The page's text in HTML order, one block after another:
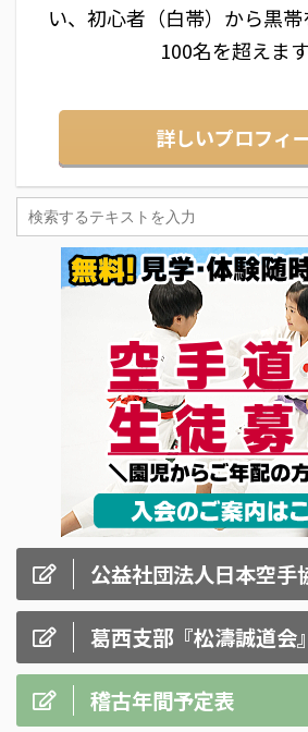
い、初心者（白帯）から黒
100名を超えます
詳しいプロフィ
公益社団法人日本空手
葛西支部『松濤誠道会』
稽古年間予定表